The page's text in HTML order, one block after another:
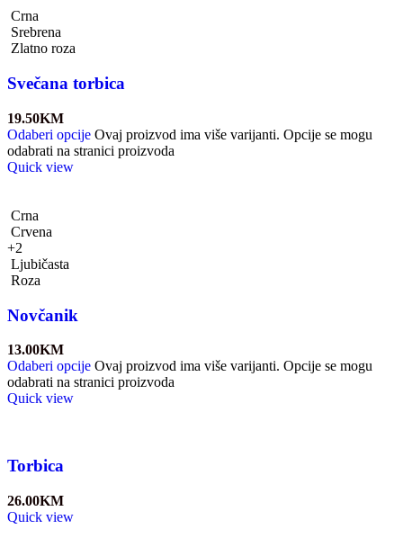
Crna
Srebrena
Zlatno roza
Svečana torbica
19.50KM
Odaberi opcije Ovaj proizvod ima više varijanti. Opcije se mogu
odabrati na stranici proizvoda
Quick view
Crna
Crvena
+2
Ljubičasta
Roza
Novčanik
13.00KM
Odaberi opcije Ovaj proizvod ima više varijanti. Opcije se mogu
odabrati na stranici proizvoda
Quick view
Torbica
26.00KM
Quick view